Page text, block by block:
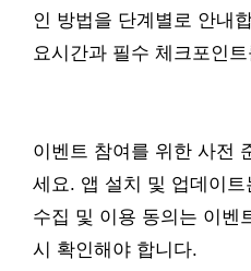
인 방법을 단계별로 안내
요시간과 필수 체크포인
이벤트 참여를 위한 사전
세요. 앱 설치 및 업데이
수집 및 이용 동의는 이벤
시 확인해야 합니다.